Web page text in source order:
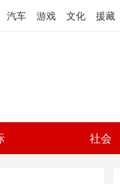
汽车 游戏 文化 援藏
社会